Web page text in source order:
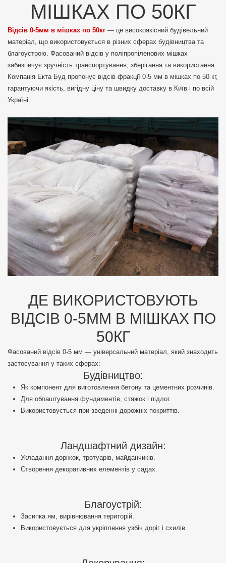
МІШКАХ ПО 50КГ
Відсів 0-5мм в мішках по 50кг — це високоякісний будівельний
матеріал, що використовується в різних сферах будівництва та
благоустрою. Фасований відсів у поліпропіленових мішках
забезпечує зручність транспортування, зберігання та використання.
Компанія Екта Буд пропонує відсів фракції 0-5 мм в мішках по 50 кг,
гарантуючи якість, вигідну ціну та швидку доставку в Київ і по всій
Україні.
ДЕ ВИКОРИСТОВУЮТЬ
ВІДСІВ 0-5ММ В МІШКАХ ПО
50КГ
Фасований відсів 0-5 мм — універсальний матеріал, який знаходить
застосування у таких сферах:
Будівництво:
Як компонент для виготовлення бетону та цементних розчинів.
Для облаштування фундаментів, стяжок і підлог.
Використовується при зведенні дорожніх покриттів.
Ландшафтний дизайн:
Укладання доріжок, тротуарів, майданчиків.
Створення декоративних елементів у садах.
Благоустрій:
Засипка ям, вирівнювання територій.
Використовується для укріплення узбіч доріг і схилів.